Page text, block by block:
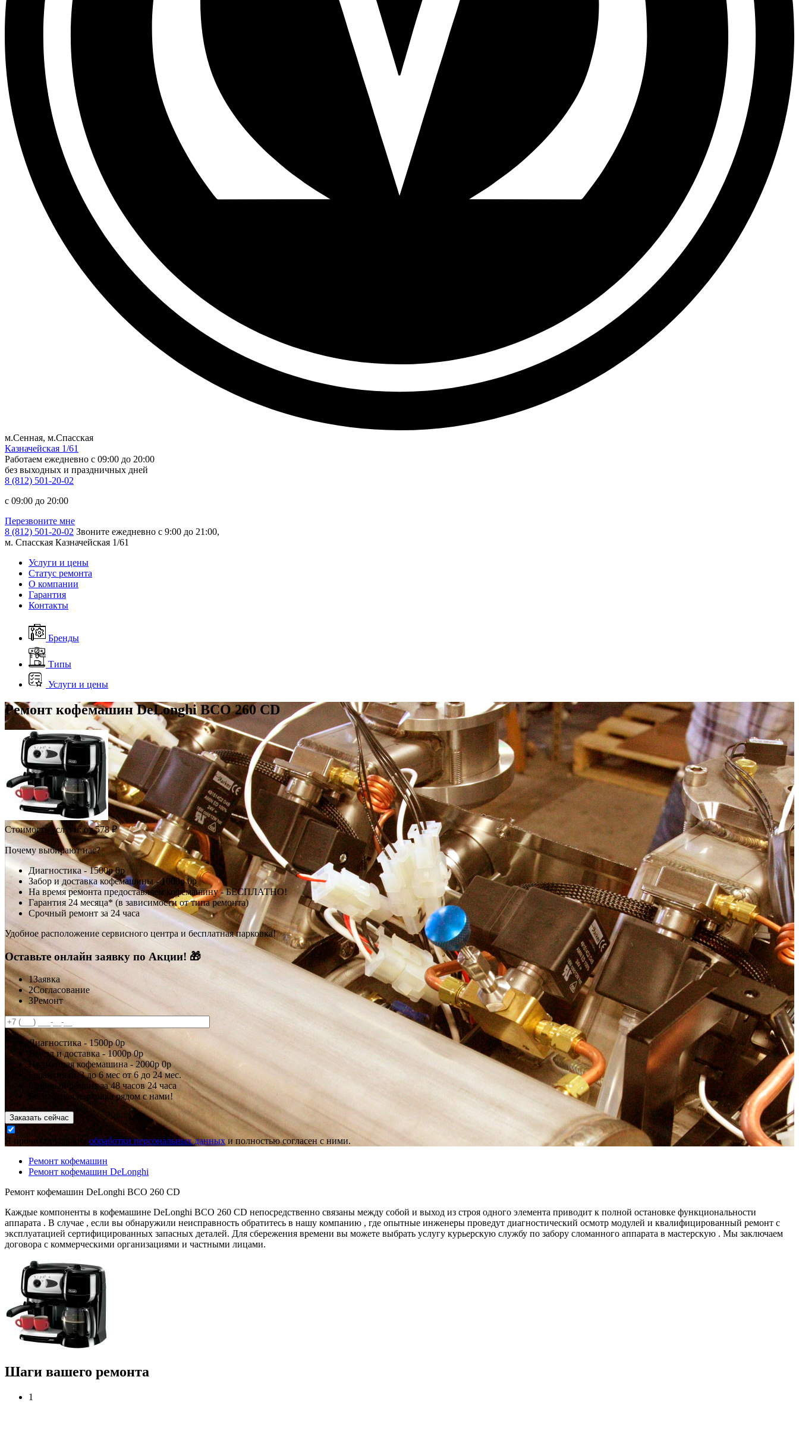
м.Сенная, м.Спасская
Казначейская 1/61
Работаем ежедневно c 09:00 до 20:00
без выходных и праздничных дней
8 (812) 501-20-02
c 09:00 до 20:00
Перезвоните мне
8 (812) 501-20-02 Звоните ежедневно с 9:00 до 21:00,
м. Спасская Казначейская 1/61
Услуги и цены
Статус ремонта
О компании
Гарантия
Контакты
Бренды
Типы
Услуги и цены
Ремонт кофемашин DeLonghi BCO 260 CD
Стоимость услуги:от 578 ₽
Почему выбирают нас?
Диагностика -1500р0р
Забор и доставка кофемашины -1000р0р
На время ремонта предоставляем кофемашину - БЕСПЛАТНО!
Гарантия 24 месяца* (в зависимости от типа ремонта)
Срочный ремонт за 24 часа
Удобное расположение сервисного центра и бесплатная парковка!
Оставьте онлайн заявку по Акции! 🎁
1Заявка
2Согласование
3Ремонт
Диагностика -1500р0р
Выезд и доставка -1000р0р
Подменная кофемашина -2000р0р
Гарантия от 3 до 6 мес от 6 до 24 мес.
Срочный ремонт за48 часов24 часа
Бесплатная парковка рядом с нами!
Заказать сейчас
Я прочитал условия обработки персональных данныхи полностью согласен с ними.
Ремонт кофемашин
Ремонт кофемашин DeLonghi
Ремонт кофемашин DeLonghi BCO 260 CD
Каждые компоненты в кофемашине DeLonghi BCO 260 CD непосредственно связаны между собой и выход из строя одного элемента приводит к полной остановке функциональности
аппарата . В случае , если вы обнаружили неисправность обратитесь в нашу компанию , где опытные инженеры проведут диагностический осмотр модулей и квалифицированный ремонт с
эксплуатацией сертифицированных запасных деталей. Для сбережения времени вы можете выбрать услугу курьерскую службу по забору сломанного аппарата в мастерскую . Мы заключаем
договора с коммерческими организациями и частными лицами.
Шаги вашего ремонта
1